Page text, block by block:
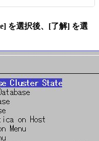
を選択後、[了解] を選